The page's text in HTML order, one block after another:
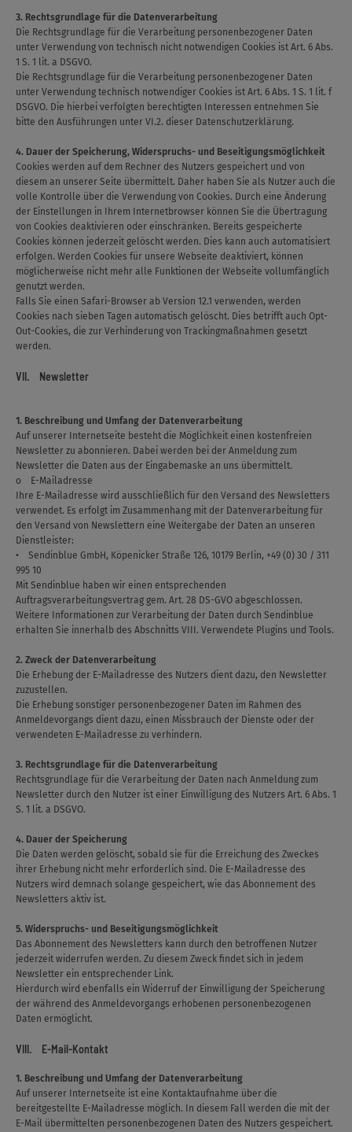
3. Rechtsgrundlage für die Datenverarbeitung
Die Rechtsgrundlage für die Verarbeitung personenbezogener Daten
unter Verwendung von technisch nicht notwendigen Cookies ist Art. 6 Abs.
1 S. 1 lit. a DSGVO.
Die Rechtsgrundlage für die Verarbeitung personenbezogener Daten
unter Verwendung technisch notwendiger Cookies ist Art. 6 Abs. 1 S. 1 lit. f
DSGVO. Die hierbei verfolgten berechtigten Interessen entnehmen Sie
bitte den Ausführungen unter VI.2. dieser Datenschutzerklärung.
4. Dauer der Speicherung, Widerspruchs- und Beseitigungsmöglichkeit
Cookies werden auf dem Rechner des Nutzers gespeichert und von
diesem an unserer Seite übermittelt. Daher haben Sie als Nutzer auch die
volle Kontrolle über die Verwendung von Cookies. Durch eine Änderung
der Einstellungen in Ihrem Internetbrowser können Sie die Übertragung
von Cookies deaktivieren oder einschränken. Bereits gespeicherte
Cookies können jederzeit gelöscht werden. Dies kann auch automatisiert
erfolgen. Werden Cookies für unsere Webseite deaktiviert, können
möglicherweise nicht mehr alle Funktionen der Webseite vollumfänglich
genutzt werden.
Falls Sie einen Safari-Browser ab Version 12.1 verwenden, werden
Cookies nach sieben Tagen automatisch gelöscht. Dies betrifft auch Opt-
Out-Cookies, die zur Verhinderung von Trackingmaßnahmen gesetzt
werden.
VII. Newsletter
1. Beschreibung und Umfang der Datenverarbeitung
Auf unserer Internetseite besteht die Möglichkeit einen kostenfreien
Newsletter zu abonnieren. Dabei werden bei der Anmeldung zum
Newsletter die Daten aus der Eingabemaske an uns übermittelt.
o E-Mailadresse
Ihre E-Mailadresse wird ausschließlich für den Versand des Newsletters
verwendet. Es erfolgt im Zusammenhang mit der Datenverarbeitung für
den Versand von Newslettern eine Weitergabe der Daten an unseren
Dienstleister:
• Sendinblue GmbH, Köpenicker Straße 126, 10179 Berlin, +49 (0) 30 / 311
995 10
Mit Sendinblue haben wir einen entsprechenden
Auftragsverarbeitungsvertrag gem. Art. 28 DS-GVO abgeschlossen.
Weitere Informationen zur Verarbeitung der Daten durch Sendinblue
erhalten Sie innerhalb des Abschnitts VIII. Verwendete Plugins und Tools.
2. Zweck der Datenverarbeitung
Die Erhebung der E-Mailadresse des Nutzers dient dazu, den Newsletter
zuzustellen.
Die Erhebung sonstiger personenbezogener Daten im Rahmen des
Anmeldevorgangs dient dazu, einen Missbrauch der Dienste oder der
verwendeten E-Mailadresse zu verhindern.
3. Rechtsgrundlage für die Datenverarbeitung
Rechtsgrundlage für die Verarbeitung der Daten nach Anmeldung zum
Newsletter durch den Nutzer ist einer Einwilligung des Nutzers Art. 6 Abs. 1
S. 1 lit. a DSGVO.
4. Dauer der Speicherung
Die Daten werden gelöscht, sobald sie für die Erreichung des Zweckes
ihrer Erhebung nicht mehr erforderlich sind. Die E-Mailadresse des
Nutzers wird demnach solange gespeichert, wie das Abonnement des
Newsletters aktiv ist.
5. Widerspruchs- und Beseitigungsmöglichkeit
Das Abonnement des Newsletters kann durch den betroffenen Nutzer
jederzeit widerrufen werden. Zu diesem Zweck findet sich in jedem
Newsletter ein entsprechender Link.
Hierdurch wird ebenfalls ein Widerruf der Einwilligung der Speicherung
der während des Anmeldevorgangs erhobenen personenbezogenen
Daten ermöglicht.
VIII. E-Mail-Kontakt
1. Beschreibung und Umfang der Datenverarbeitung
Auf unserer Internetseite ist eine Kontaktaufnahme über die
bereitgestellte E-Mailadresse möglich. In diesem Fall werden die mit der
E-Mail übermittelten personenbezogenen Daten des Nutzers gespeichert.